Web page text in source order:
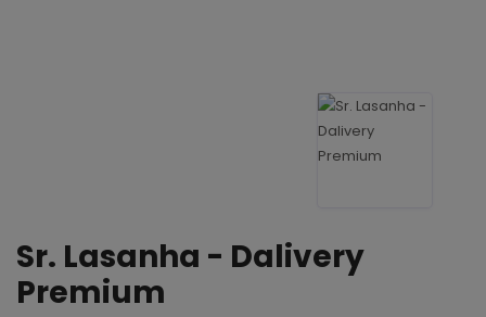
Sr. Lasanha - Dalivery
Premium